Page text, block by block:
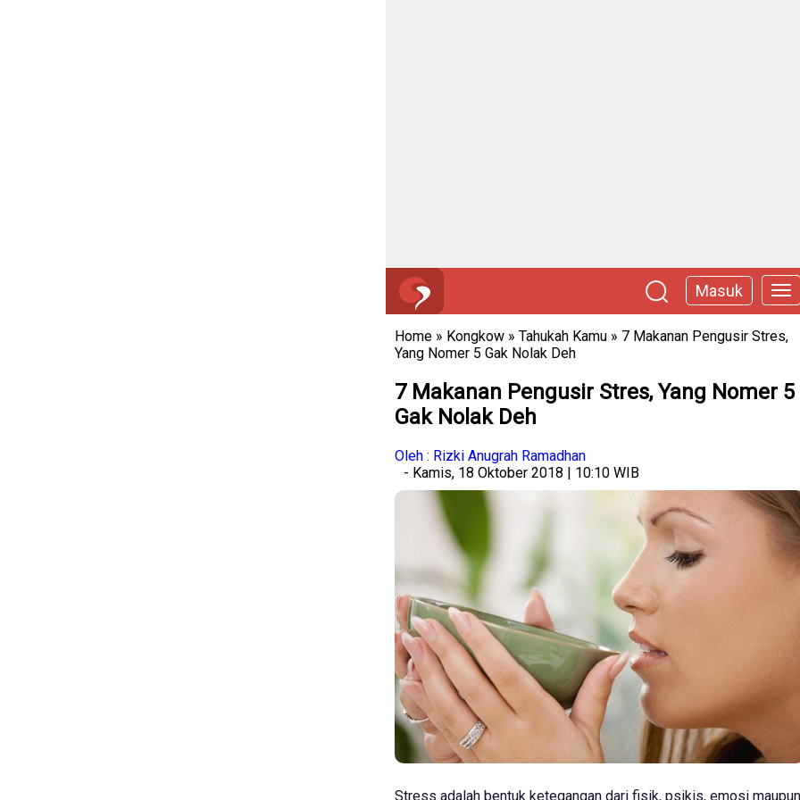
Masuk
Home » Kongkow » Tahukah Kamu » 7 Makanan Pengusir Stres,
Yang Nomer 5 Gak Nolak Deh
7 Makanan Pengusir Stres, Yang Nomer 5
Gak Nolak Deh
Oleh : Rizki Anugrah Ramadhan
- Kamis, 18 Oktober 2018 | 10:10 WIB
Stress adalah bentuk ketegangan dari fisik, psikis, emosi maupun